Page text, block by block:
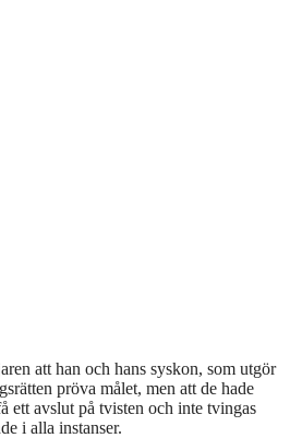
att han och hans syskon, som utgör
pröva målet, men att de hade
ett avslut på tvisten och inte tvingas
i alla instanser.